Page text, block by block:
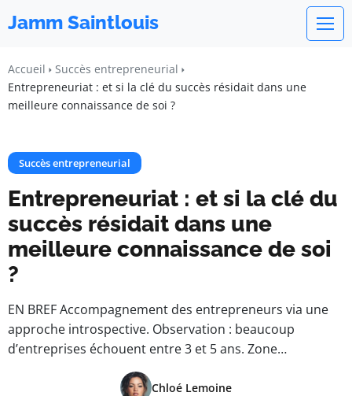
Jamm Saintlouis
Accueil
Succès entrepreneurial
Entrepreneuriat : et si la clé du succès résidait dans une
meilleure connaissance de soi ?
Succès entrepreneurial
Entrepreneuriat : et si la clé du
succès résidait dans une
meilleure connaissance de soi
?
EN BREF Accompagnement des entrepreneurs via une
approche introspective. Observation : beaucoup
d’entreprises échouent entre 3 et 5 ans. Zone…
Chloé Lemoine